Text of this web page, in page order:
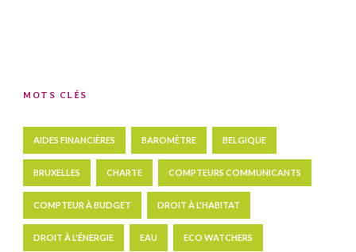
MOTS CLÉS
AIDES FINANCIÈRES BAROMÈTRE BELGIQUE
BRUXELLES CHARTE COMPTEURS COMMUNICANTS
COMPTEUR À BUDGET DROIT À L'HABITAT
DROIT À L'ÉNERGIE EAU ECO WATCHERS